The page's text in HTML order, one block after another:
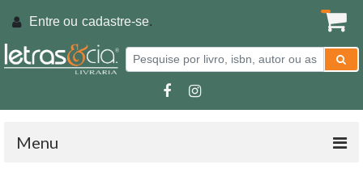
Entre ou cadastre-se.
Menu